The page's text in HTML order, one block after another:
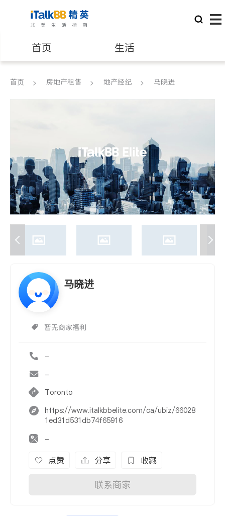
首页 生活
医生 律师
会计师
建筑装修
首页 房地产租售 地产经纪 马晓进
马晓进
暂无商家福利
-
-
Toronto
https://www.italkbbelite.com/ca/ubiz/66028
1ed31d531db74f65916
-
点赞 分享 收藏
联系商家